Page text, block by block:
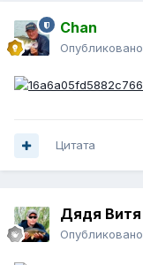
Chan
Опубликовано
Цитата
Дядя Витя
Опубликовано